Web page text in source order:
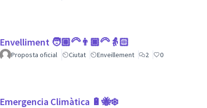
Envelliment 🧑🏽‍🦳👨🏿‍🦳👵🏻
Proposta oficial Ciutat Enveillement 2 0
Emergencia Climàtica 🔋🐝❄️